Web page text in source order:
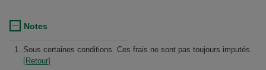
Notes
Sous certaines conditions. Ces frais ne sont pas toujours imputés.
[Retourà]